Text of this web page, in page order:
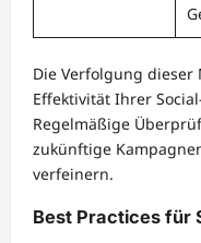
Die Verfolgung
Effektivität Ihrer
Regelmäßige
zukünftige
verfeinern.
Best Practices für